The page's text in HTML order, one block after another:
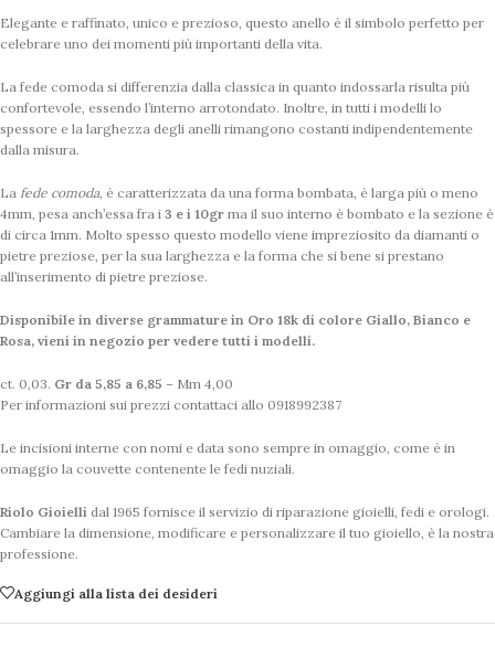
Elegante e raffinato, unico e prezioso, questo anello è il simbolo perfetto per
celebrare uno dei momenti più importanti della vita.
La fede comoda si differenzia dalla classica in quanto indossarla risulta più
confortevole, essendo l’interno arrotondato. Inoltre, in tutti i modelli lo
spessore e la larghezza degli anelli rimangono costanti indipendentemente
dalla misura.
La fede comoda, è caratterizzata da una forma bombata, è larga più o meno
4mm, pesa anch’essa fra i 3 e i 10gr ma il suo interno è bombato e la sezione è
di circa 1mm. Molto spesso questo modello viene impreziosito da diamanti o
pietre preziose, per la sua larghezza e la forma che si bene si prestano
all’inserimento di pietre preziose.
Disponibile in diverse grammature in Oro 18k di colore Giallo, Bianco e
Rosa, vieni in negozio per vedere tutti i modelli.
ct. 0,03. Gr da 5,85 a 6,85 – Mm 4,00
Per informazioni sui prezzi contattaci allo 0918992387
Le incisioni interne con nomi e data sono sempre in omaggio, come è in
omaggio la couvette contenente le fedi nuziali.
Riolo Gioielli dal 1965 fornisce il servizio di riparazione gioielli, fedi e orologi.
Cambiare la dimensione, modificare e personalizzare il tuo gioiello, è la nostra
professione.
Aggiungi alla lista dei desideri